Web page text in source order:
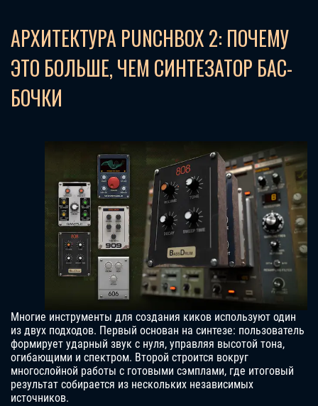
АРХИТЕКТУРА PUNCHBOX 2: ПОЧЕМУ
ЭТО БОЛЬШЕ, ЧЕМ СИНТЕЗАТОР БАС-
БОЧКИ
Многие инструменты для создания киков используют один
из двух подходов. Первый основан на синтезе: пользователь
формирует ударный звук с нуля, управляя высотой тона,
огибающими и спектром. Второй строится вокруг
многослойной работы с готовыми сэмплами, где итоговый
результат собирается из нескольких независимых
источников.